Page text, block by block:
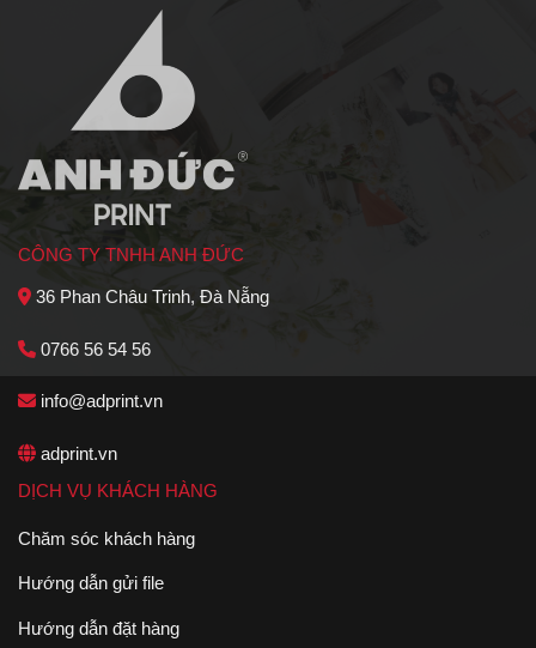
CÔNG TY TNHH ANH ĐỨC
36 Phan Châu Trinh, Đà Nẵng
0766 56 54 56
info@adprint.vn
adprint.vn
DỊCH VỤ KHÁCH HÀNG
Chăm sóc khách hàng
Hướng dẫn gửi file
Hướng dẫn đặt hàng